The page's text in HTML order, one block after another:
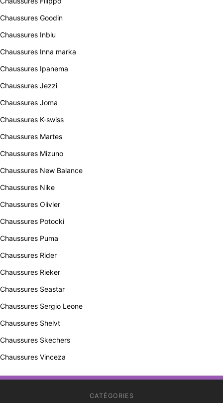
Chaussures Goodin
Chaussures Inblu
Chaussures Inna marka
Chaussures Ipanema
Chaussures Jezzi
Chaussures Joma
Chaussures K-swiss
Chaussures Martes
Chaussures Mizuno
Chaussures New Balance
Chaussures Nike
Chaussures Olivier
Chaussures Potocki
Chaussures Puma
Chaussures Rider
Chaussures Rieker
Chaussures Seastar
Chaussures Sergio Leone
Chaussures Shelvt
Chaussures Skechers
Chaussures Vinceza
CATÉGORIES